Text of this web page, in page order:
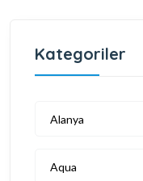
Kategoriler
Alanya
Aqua